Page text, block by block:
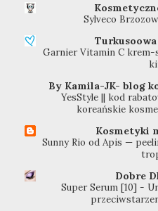
Sylveco
Garnier Vitamin C
By Kamila-JK- blog
YesStyle || kod
koreańskie
Kosmetyki
Sunny Rio od Apis —
Dobre
Super Serum [10] -